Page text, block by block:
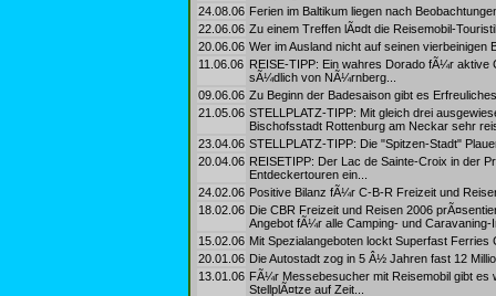
24.08.06 Ferien im Baltikum liegen nach
22.06.06 Zu einem Treffen lÃ¤dt die Reisemobil-
20.06.06 Wer im Ausland nicht auf seinen
11.06.06 REISE-TIPP: Ein wahres Dorado fÃ¼r aktive
sÃ¼dlich von NÃ¼rnberg...
09.06.06 Zu Beginn der Badesaison gibt es
21.05.06 STELLPLATZ-TIPP: Mit gleich drei
Bischofsstadt Rottenburg am Neckar sehr
23.04.06 STELLPLATZ-TIPP: Die "Spitzen-Stadt"
20.04.06 REISETIPP: Der Lac de Sainte-Croix in der
Entdeckertouren ein...
24.02.06 Positive Bilanz fÃ¼r C-B-R Freizeit und
18.02.06 Die CBR Freizeit und Reisen 2006
Angebot fÃ¼r alle Camping- und Caravaning-
15.02.06 Mit Spezialangeboten lockt Superfast
20.01.06 Die Autostadt zog in 5 Â½ Jahren fast 12
13.01.06 FÃ¼r Messebesucher mit Reisemobil gibt es
StellplÃ¤tze auf Zeit...